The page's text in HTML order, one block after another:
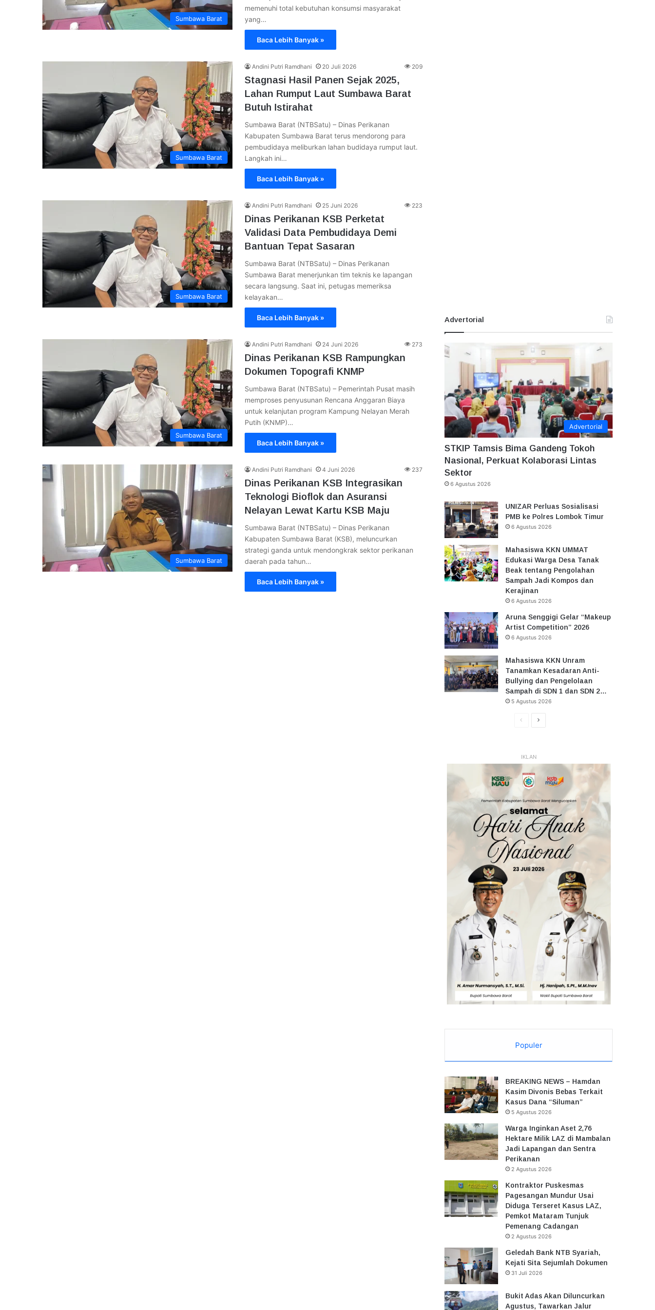
Sumbawa Barat
memenuhi total kebutuhan konsumsi masyarakat
yang…
Baca Lebih Banyak »
Sumbawa Barat
Andini Putri Ramdhani 20 Juli 2026 209
Stagnasi Hasil Panen Sejak 2025,
Lahan Rumput Laut Sumbawa Barat
Butuh Istirahat
Sumbawa Barat (NTBSatu) – Dinas Perikanan
Kabupaten Sumbawa Barat terus mendorong para
pembudidaya meliburkan lahan budidaya rumput laut.
Langkah ini…
Baca Lebih Banyak »
Sumbawa Barat
Andini Putri Ramdhani 25 Juni 2026 223
Dinas Perikanan KSB Perketat
Validasi Data Pembudidaya Demi
Bantuan Tepat Sasaran
Sumbawa Barat (NTBSatu) – Dinas Perikanan
Sumbawa Barat menerjunkan tim teknis ke lapangan
secara langsung. Saat ini, petugas memeriksa
kelayakan…
Baca Lebih Banyak »
Sumbawa Barat
Andini Putri Ramdhani 24 Juni 2026 273
Dinas Perikanan KSB Rampungkan
Dokumen Topografi KNMP
Sumbawa Barat (NTBSatu) – Pemerintah Pusat masih
memproses penyusunan Rencana Anggaran Biaya
untuk kelanjutan program Kampung Nelayan Merah
Putih (KNMP)…
Baca Lebih Banyak »
Sumbawa Barat
Andini Putri Ramdhani 4 Juni 2026 237
Dinas Perikanan KSB Integrasikan
Teknologi Bioflok dan Asuransi
Nelayan Lewat Kartu KSB Maju
Sumbawa Barat (NTBSatu) – Dinas Perikanan
Kabupaten Sumbawa Barat (KSB), meluncurkan
strategi ganda untuk mendongkrak sektor perikanan
daerah pada tahun…
Baca Lebih Banyak »
Advertorial
Advertorial
STKIP Tamsis Bima Gandeng Tokoh
Nasional, Perkuat Kolaborasi Lintas
Sektor
6 Agustus 2026
UNIZAR Perluas Sosialisasi
PMB ke Polres Lombok Timur
6 Agustus 2026
Mahasiswa KKN UMMAT
Edukasi Warga Desa Tanak
Beak tentang Pengolahan
Sampah Jadi Kompos dan
Kerajinan
6 Agustus 2026
Aruna Senggigi Gelar “Makeup
Artist Competition” 2026
6 Agustus 2026
Mahasiswa KKN Unram
Tanamkan Kesadaran Anti-
Bullying dan Pengelolaan
Sampah di SDN 1 dan SDN 2…
5 Agustus 2026
HalamanHalaman
IKLAN
Populer
BREAKING NEWS – Hamdan
Kasim Divonis Bebas Terkait
Kasus Dana “Siluman”
5 Agustus 2026
Warga Inginkan Aset 2,76
Hektare Milik LAZ di Mambalan
Jadi Lapangan dan Sentra
Perikanan
2 Agustus 2026
Kontraktor Puskesmas
Pagesangan Mundur Usai
Diduga Terseret Kasus LAZ,
Pemkot Mataram Tunjuk
Pemenang Cadangan
2 Agustus 2026
Geledah Bank NTB Syariah,
Kejati Sita Sejumlah Dokumen
31 Juli 2026
Bukit Adas Akan Diluncurkan
Agustus, Tawarkan Jalur